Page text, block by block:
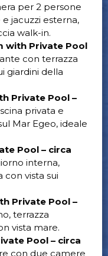
per 2 persone
jacuzzi esterna,
walk-in.
with Private Pool
con terrazza
giardini della
Private Pool –
privata e
Mar Egeo, ideale
Pool – circa
interna,
con vista sui
Private Pool –
terrazza
vista mare.
Pool – circa
con due camere